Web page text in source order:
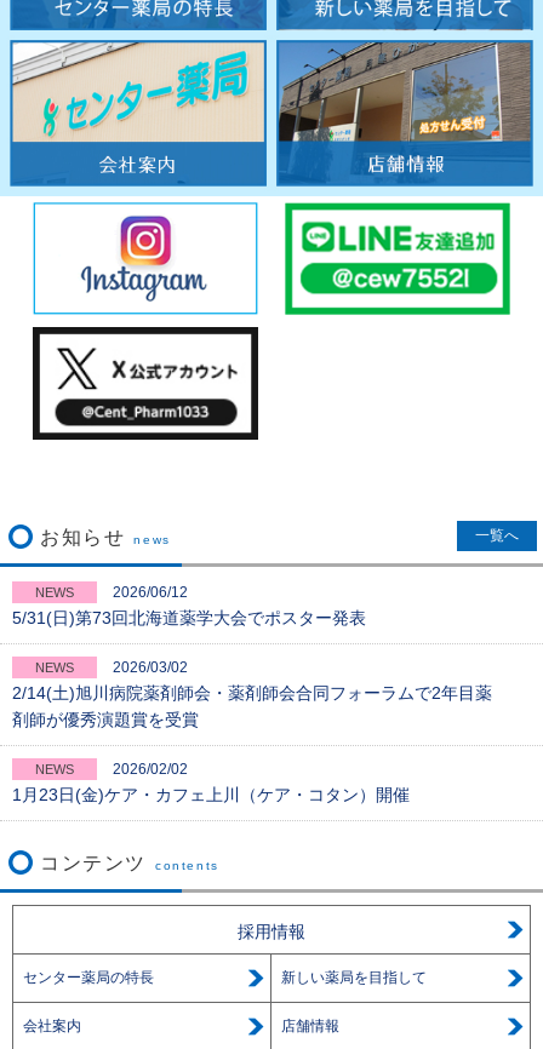
お知らせ news 一覧へ
NEWS 2026/06/12
5/31(日)第73回北海道薬学大会でポスター発表
NEWS 2026/03/02
2/14(土)旭川病院薬剤師会・薬剤師会合同フォーラムで2年目薬
剤師が優秀演題賞を受賞
NEWS 2026/02/02
1月23日(金)ケア・カフェ上川（ケア・コタン）開催
コンテンツ contents
採用情報
センター薬局の特長 新しい薬局を目指して
会社案内 店舗情報